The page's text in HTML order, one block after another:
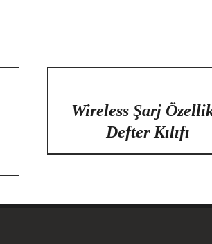
Wireless Şarj
Defter Kılıfı